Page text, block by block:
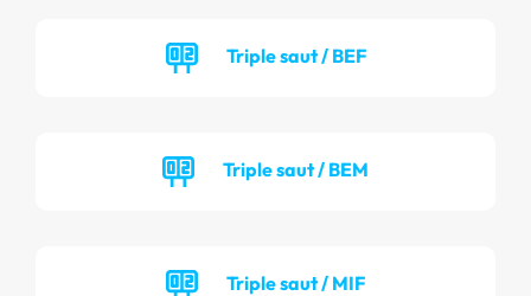
Triple saut / BEF
Triple saut / BEM
Triple saut / MIF